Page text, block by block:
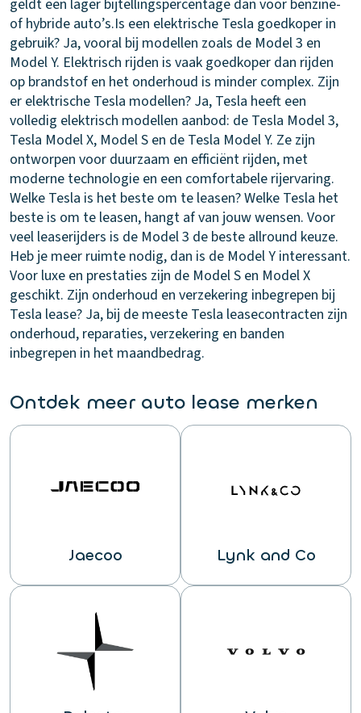
geldt een lager bijtellingspercentage dan voor benzine-
of hybride auto’s.Is een elektrische Tesla goedkoper in
gebruik? Ja, vooral bij modellen zoals de Model 3 en
Model Y. Elektrisch rijden is vaak goedkoper dan rijden
op brandstof en het onderhoud is minder complex. Zijn
er elektrische Tesla modellen? Ja, Tesla heeft een
volledig elektrisch modellen aanbod: de Tesla Model 3,
Tesla Model X, Model S en de Tesla Model Y. Ze zijn
ontworpen voor duurzaam en efficiënt rijden, met
moderne technologie en een comfortabele rijervaring.
Welke Tesla is het beste om te leasen?Welke Tesla het
beste is om te leasen, hangt af van jouw wensen. Voor
veel leaserijders is de Model 3 de beste allround keuze.
Heb je meer ruimte nodig, dan is de Model Y interessant.
Voor luxe en prestaties zijn de Model S en Model X
geschikt. Zijn onderhoud en verzekering inbegrepen bij
Tesla lease? Ja, bij de meeste Tesla leasecontracten zijn
onderhoud, reparaties, verzekering en banden
inbegrepen in het maandbedrag.
Ontdek meer auto lease merken
Jaecoo Lynk and Co